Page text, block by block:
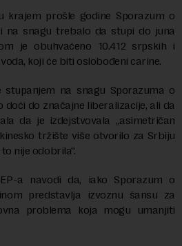
krajem prošle godine Sporazum o
na snagu trebalo da stupi do juna
je obuhvaćeno 10.412 srpskih i
koji će biti oslobođeni carine.
stupanjem na snagu Sporazuma o
do značajne liberalizacije, ali da
da je izdejstvovala „asimetričan
tržište više otvorilo za Srbiju
nije odobrila“.
a navodi da, iako Sporazum o
predstavlja izvoznu šansu za
problema koja mogu umanjiti